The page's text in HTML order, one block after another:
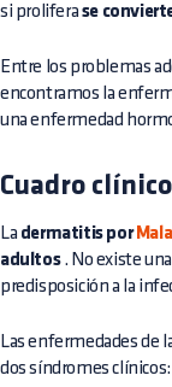
si prolifera se
Entre los problemas
encontramos la
una enfermedad
Cuadro clínico
La dermatitis por
adultos. No existe
predisposición a la
Las enfermedades de
dos síndromes clínicos: